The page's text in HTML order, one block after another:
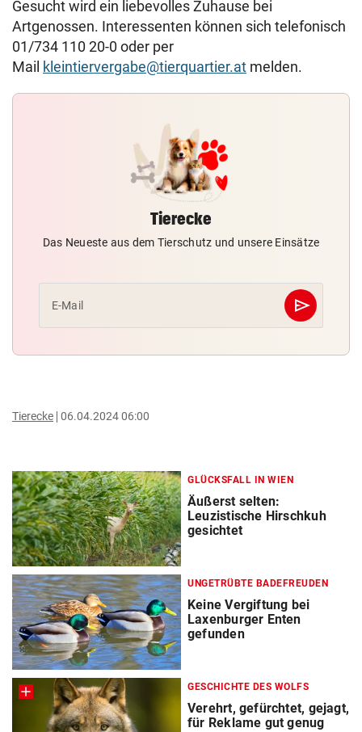
Gesucht wird ein liebevolles Zuhause bei
Artgenossen. Interessenten können sich telefonisch
01/734 110 20-0 oder per
Mail kleintiervergabe@tierquartier.at melden.
Tierecke
Das Neueste aus dem Tierschutz und unsere Einsätze
E-Mail send
Abschicken
Tierecke 06.04.2024 06:00
GLÜCKSFALL IN WIEN
Äußerst selten:
Leuzistische Hirschkuh
gesichtet
UNGETRÜBTE BADEFREUDEN
Keine Vergiftung bei
Laxenburger Enten
gefunden
GESCHICHTE DES WOLFS
Verehrt, gefürchtet, gejagt,
für Reklame gut genug